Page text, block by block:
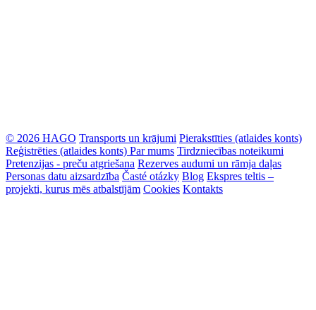
© 2026 HAGO Transports un krājumi Pierakstīties (atlaides konts)
Reģistrēties (atlaides konts) Par mums Tirdzniecības noteikumi
Pretenzijas - preču atgriešana Rezerves audumi un rāmja daļas
Personas datu aizsardzība Časté otázky Blog Ekspres teltis –
projekti, kurus mēs atbalstījām Cookies Kontakts